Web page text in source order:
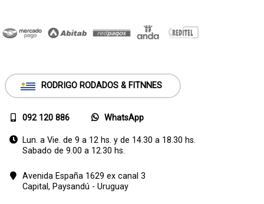
RODRIGO RODADOS & FITNNES
092 120 886 WhatsApp
Lun. a Vie. de 9 a 12 hs. y de 14.30 a 18.30 hs.
Sabado de 9.00 a 12.30 hs.
Avenida España 1629 ex canal 3
Capital, Paysandú - Uruguay